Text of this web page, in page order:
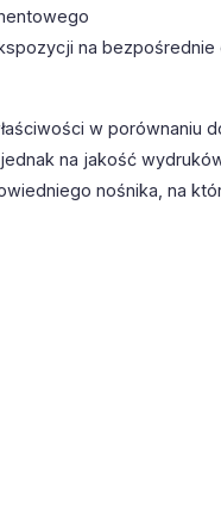
na bezpośrednie
w porównaniu
na jakość
nośnika, na